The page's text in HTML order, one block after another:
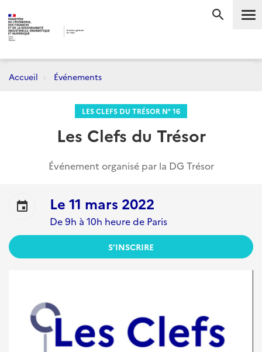
Accueil Événements
LES CLEFS DU TRÉSOR N° 16
Les Clefs du Trésor
Événement organisé par la DG Trésor
event Le 11 mars 2022
De 9h à 10h heure de Paris
S’INSCRIRE